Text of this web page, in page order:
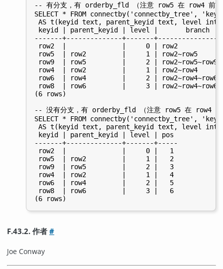
-- 有分支，有 orderby_fld （注意 row5 在 row4 前面
SELECT * FROM
AS t(keyid text, parent_keyid text, level
keyid | parent_keyid | level |       branch
-------+--------------+-------
row2  |              |     0 | row2
row5  | row2         |     1 | row2~row5
row9  | row5         |     2 |
row4  | row2         |     1 | row2~row4
row6  | row4         |     2 |
row8  | row6         |     3 |
(6 rows)
-- 没有分支，有 orderby_fld （注意 row5 在 row4 前
SELECT * FROM
AS t(keyid text, parent_keyid text, level
keyid | parent_keyid | level | pos
-------+--------------+-------+-----
row2  |              |     0 |   1
row5  | row2         |     1 |   2
row9  | row5         |     2 |   3
row4  | row2         |     1 |   4
row6  | row4         |     2 |   5
row8  | row6         |     3 |   6
F.43.2. 作者#
Joe Conway